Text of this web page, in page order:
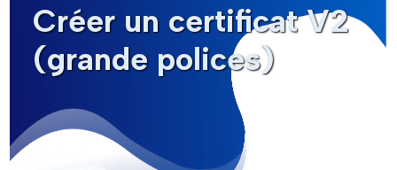
Créer un certificat V2
(grande polices)